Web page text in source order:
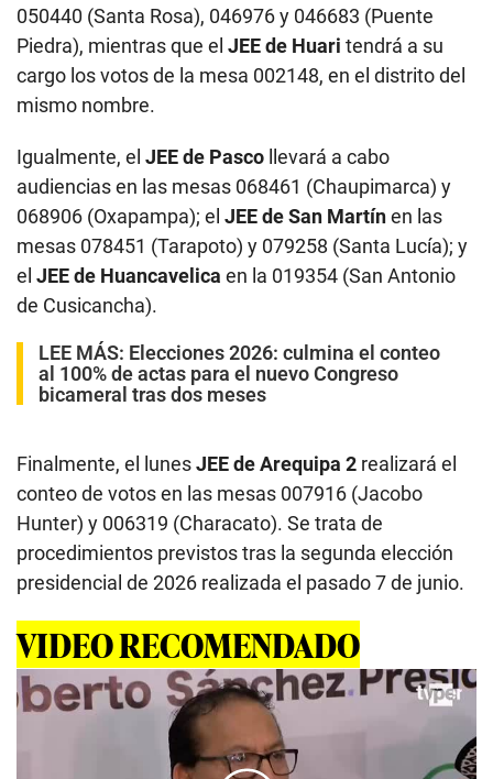
050440 (Santa Rosa), 046976 y 046683 (Puente
Piedra), mientras que el JEE de Huari tendrá a su
cargo los votos de la mesa 002148, en el distrito del
mismo nombre.
Igualmente, el JEE de Pasco llevará a cabo
audiencias en las mesas 068461 (Chaupimarca) y
068906 (Oxapampa); el JEE de San Martínen las
mesas 078451 (Tarapoto) y 079258 (Santa Lucía); y
el JEE de Huancavelica en la 019354 (San Antonio
de Cusicancha).
LEE MÁS: Elecciones 2026: culmina el conteo
al 100% de actas para el nuevo Congreso
bicameral tras dos meses
Finalmente, el lunesJEE de Arequipa 2 realizará el
conteo de votos en las mesas 007916 (Jacobo
Hunter) y 006319 (Characato). Se trata de
procedimientos previstos tras la segunda elección
presidencial de 2026 realizada el pasado 7 de junio.
VIDEO RECOMENDADO